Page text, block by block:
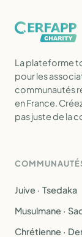
La plateforme
pour les
communautés
en France.
pas juste de la
Juive · Tsedaka
Musulmane ·
Chrétienne ·